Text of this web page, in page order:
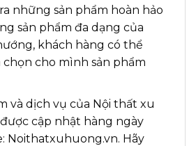
những sản phẩm hoàn hảo
sản phẩm đa dạng của
khách hàng có thể
chọn cho mình sản phẩm
và dịch vụ của Nội thất xu
cập nhật hàng ngày
Noithatxuhuong.vn. Hãy